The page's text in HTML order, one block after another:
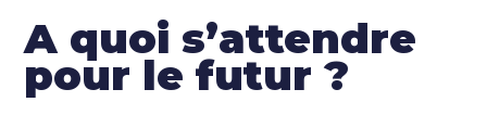
A quoi s’attendre
pour le futur ?